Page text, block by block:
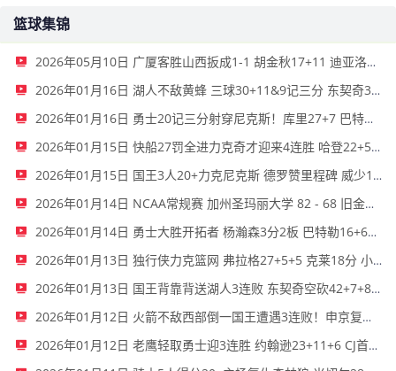
篮球集锦
2026年05月10日 广厦客胜山西扳成1-1 胡金秋17+11 迪亚洛关键上篮不中
2026年01月16日 湖人不敌黄蜂 三球30+11&9记三分 东契奇39分 詹姆斯29+9+6
2026年01月16日 勇士20记三分射穿尼克斯！库里27+7 巴特勒32+8 穆迪三分9中7
2026年01月15日 快船27罚全进力克奇才迎来4连胜 哈登22+5+8 伦纳德33分4断
2026年01月15日 国王3人20+力克尼克斯 德罗赞里程碑 威少11助 布伦森伤退
2026年01月14日 NCAA常规赛 加州圣玛丽大学 82 - 68 旧金山大学 全场集锦
2026年01月14日 勇士大胜开拓者 杨瀚森3分2板 巴特勒16+6+5 库里9中2送11助
2026年01月13日 独行侠力克篮网 弗拉格27+5+5 克莱18分 小波特28+9
2026年01月13日 国王背靠背送湖人3连败 东契奇空砍42+7+8+4断 威少22+5+7
2026年01月12日 火箭不敌西部倒一国王遭遇3连败！申京复出19+9 阿门31+13+6
2026年01月12日 老鹰轻取勇士迎3连胜 约翰逊23+11+6 CJ首秀12分 库里31+5